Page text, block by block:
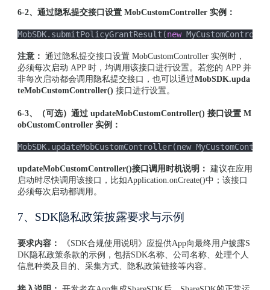
6-2、通过隐私提交接口设置 MobCustomController 实例：
MobSDK.submitPolicyGrantResult(new
注意： 通过隐私提交接口设置 MobCustomController 实例时，
必须每次启动 APP 时，均调用该接口进行设置。若您的 APP 并
非每次启动都会调用隐私提交接口，也可以通过MobSDK.upda
teMobCustomController() 接口进行设置。
6-3、（可选）通过 updateMobCustomController() 接口设置 M
obCustomController 实例：
MobSDK.updateMobCustomController(new
updateMobCustomController()接口调用时机说明： 建议在应用
启动时尽快调用该接口，比如Application.onCreate()中；该接口
必须每次启动都调用。
7、SDK隐私政策披露要求与示例
要求内容：
《SDK合规使用说明》应提供App向最终用户披露S
DK隐私政策条款的示例，包括SDK名称、公司名称、处理个人
信息种类及目的、采集方式、隐私政策链接等内容。